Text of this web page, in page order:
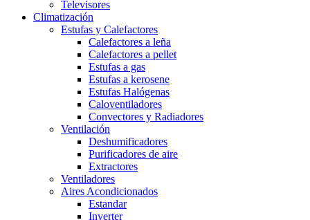
Televisores
Climatización
Estufas y Calefactores
Calefactores a leña
Calefactores a pellet
Estufas a gas
Estufas a kerosene
Estufas Halógenas
Caloventiladores
Convectores y Radiadores
Ventilación
Deshumificadores
Purificadores de aire
Extractores
Ventiladores
Aires Acondicionados
Estandar
Inverter